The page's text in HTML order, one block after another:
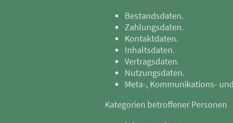
Bestandsdaten.
Zahlungsdaten.
Kontaktdaten.
Inhaltsdaten.
Vertragsdaten.
Nutzungsdaten.
Meta-, Kommunikations-
Kategorien betroffener Personen